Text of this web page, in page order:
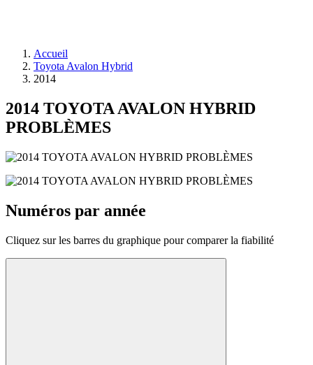
Accueil
Toyota Avalon Hybrid
2014
2014 TOYOTA AVALON HYBRID
PROBLÈMES
Numéros par année
Cliquez sur les barres du graphique pour comparer la fiabilité